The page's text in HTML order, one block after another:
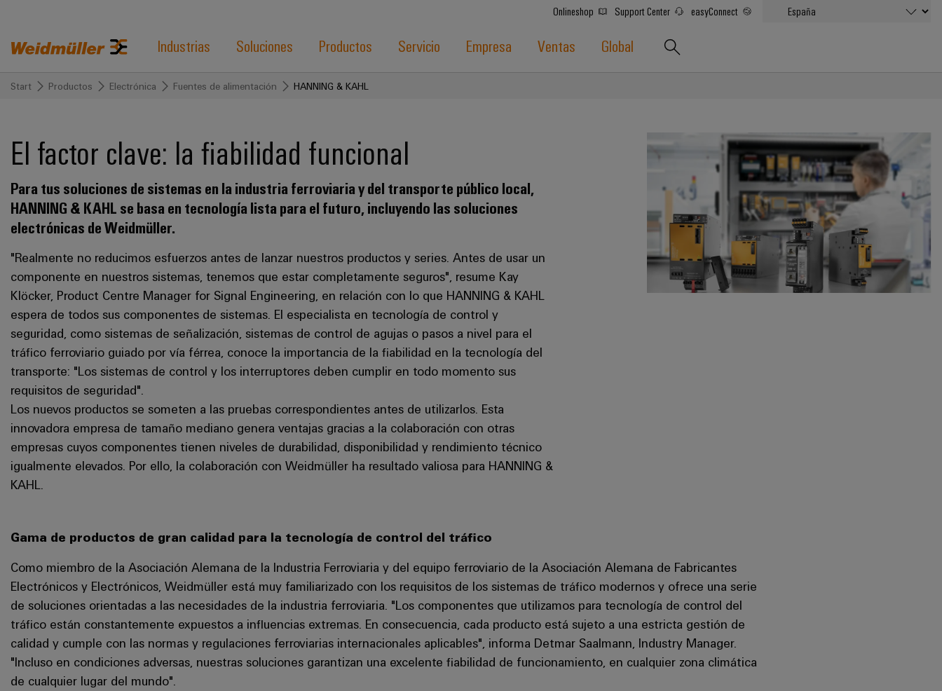
Onlineshop Support Center easyConnect
Industrias Soluciones Productos Servicio Empresa Ventas Global
Start Productos Electrónica Fuentes de alimentación HANNING & KAHL
El factor clave: la fiabilidad funcional
Para tus soluciones de sistemas en la industria ferroviaria y del transporte público local,
HANNING & KAHL se basa en tecnología lista para el futuro, incluyendo las soluciones
electrónicas de Weidmüller.
"Realmente no reducimos esfuerzos antes de lanzar nuestros productos y series. Antes de usar un
componente en nuestros sistemas, tenemos que estar completamente seguros", resume Kay
Klöcker, Product Centre Manager for Signal Engineering, en relación con lo que HANNING & KAHL
espera de todos sus componentes de sistemas. El especialista en tecnología de control y
seguridad, como sistemas de señalización, sistemas de control de agujas o pasos a nivel para el
tráfico ferroviario guiado por vía férrea, conoce la importancia de la fiabilidad en la tecnología del
transporte: "Los sistemas de control y los interruptores deben cumplir en todo momento sus
requisitos de seguridad".
Los nuevos productos se someten a las pruebas correspondientes antes de utilizarlos. Esta
innovadora empresa de tamaño mediano genera ventajas gracias a la colaboración con otras
empresas cuyos componentes tienen niveles de durabilidad, disponibilidad y rendimiento técnico
igualmente elevados. Por ello, la colaboración con Weidmüller ha resultado valiosa para HANNING &
KAHL.
Gama de productos de gran calidad para la tecnología de control del tráfico
Como miembro de la Asociación Alemana de la Industria Ferroviaria y del equipo ferroviario de la Asociación Alemana de Fabricantes
Electrónicos y Electrónicos, Weidmüller está muy familiarizado con los requisitos de los sistemas de tráfico modernos y ofrece una serie
de soluciones orientadas a las necesidades de la industria ferroviaria. "Los componentes que utilizamos para tecnología de control del
tráfico están constantemente expuestos a influencias extremas. En consecuencia, cada producto está sujeto a una estricta gestión de
calidad y cumple con las normas y regulaciones ferroviarias internacionales aplicables", informa Detmar Saalmann, Industry Manager.
"Incluso en condiciones adversas, nuestras soluciones garantizan una excelente fiabilidad de funcionamiento, en cualquier zona climática
de cualquier lugar del mundo".